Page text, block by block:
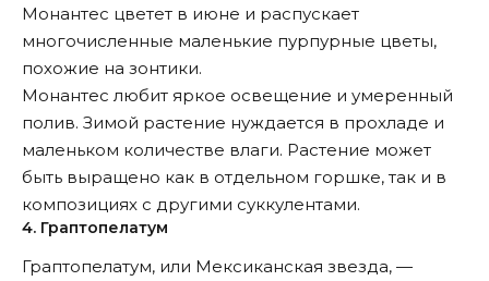
Монантес цветет в июне и распускает
многочисленные маленькие пурпурные цветы,
похожие на зонтики.
Монантес любит яркое освещение и умеренный
полив. Зимой растение нуждается в прохладе и
маленьком количестве влаги. Растение может
быть выращено как в отдельном горшке, так и в
композициях с другими суккулентами.
4. Граптопелатум
Граптопелатум, или Мексиканская звезда, —